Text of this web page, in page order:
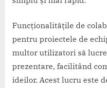
Funcționalitățile de
pentru proiectele de
multor utilizatori să
prezentare, facilitând
ideilor. Acest lucru este